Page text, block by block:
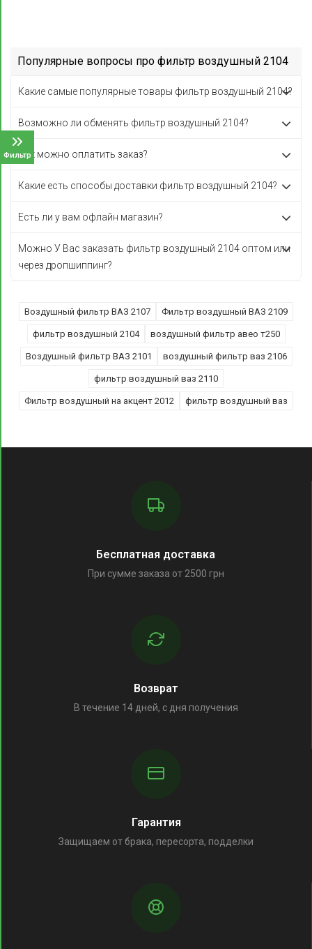
Фильтр
Популярные вопросы про фильтр воздушный 2104
Какие самые популярные товары фильтр воздушный 2104?
Возможно ли обменять фильтр воздушный 2104?
Как можно оплатить заказ?
Какие есть способы доставки фильтр воздушный 2104?
Есть ли у вам офлайн магазин?
Можно У Вас заказать фильтр воздушный 2104 оптом или
через дропшиппинг?
Воздушный фильтр ВАЗ 2107 Фильтр воздушный ВАЗ 2109
фильтр воздушный 2104 воздушный фильтр авео т250
Воздушный фильтр ВАЗ 2101 воздушный фильтр ваз 2106
фильтр воздушный ваз 2110
Фильтр воздушный на акцент 2012 фильтр воздушный ваз
Бесплатная доставка
При сумме заказа от 2500 грн
Возврат
В течение 14 дней, с дня получения
Гарантия
Защищаем от брака, пересорта, подделки